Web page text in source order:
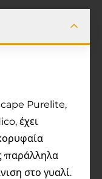
Purelite,
έχει
παράλληλα
στο γυαλί.